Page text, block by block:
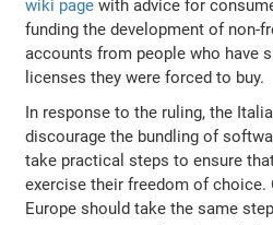
wiki page with advice for
funding the development of non-
accounts from people who have
licenses they were forced to buy.
In response to the ruling, the
discourage the bundling of
take practical steps to ensure
exercise their freedom of choice.
Europe should take the same